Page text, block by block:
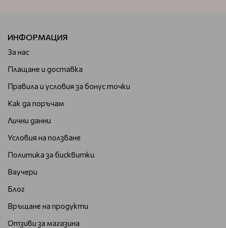
ИНФОРМАЦИЯ
За нас
Плащане и доставка
Правила и условия за бонус точки
Как да поръчам
Лични данни
Условия на ползване
Политика за бисквитки
Ваучери
Блог
Връщане на продукти
Отзиви за магазина